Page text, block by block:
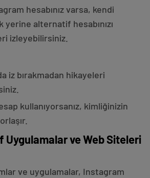
hesabınız varsa, kendi
yerine alternatif hesabınızı
izleyebilirsiniz.
iz bırakmadan hikayeleri
kullanıyorsanız, kimliğinizin
Uygulamalar ve Web Siteleri
ve uygulamalar, Instagram